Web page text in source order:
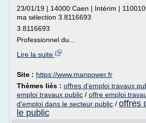
23/01/19 | 14000 Caen | Intérim |
ma sélection 3.8116693
3.8116693
Professionnel du...
Lire la suite
Site : https://www.manpower.fr
Thèmes liés : offres d'emploi travaux
emploi travaux public / offre emploi
d'emploi dans le secteur public / offres
le public